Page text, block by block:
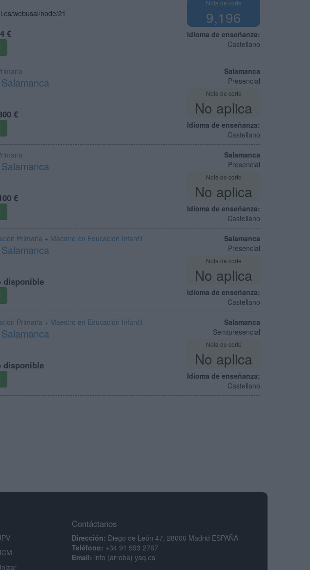
Nota de corte
9,196
Idioma de enseñanza:
Castellano
webusal/node/21
€
Salamanca
Presencial
Nota de corte
No aplica
Idioma de enseñanza:
Castellano
€
Salamanca
Presencial
Nota de corte
No aplica
Idioma de enseñanza:
Castellano
€
Salamanca
Presencial
Nota de corte
No aplica
Idioma de enseñanza:
Castellano
Primaria + Maestro en Educación Infantil
disponible
Salamanca
Semipresencial
Nota de corte
No aplica
Idioma de enseñanza:
Castellano
Primaria + Maestro en Educación Infantil
disponible
Contáctanos
Dirección: Diego de León 47, 28006 Madrid ESPAÑA
Teléfono: +34 91 593 2767
Email: info (arroba) yaq.es